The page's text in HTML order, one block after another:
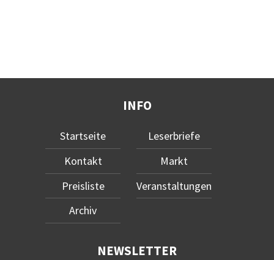
INFO
Startseite
Kontakt
Preisliste
Archiv
Leserbriefe
Markt
Veranstaltungen
NEWSLETTER